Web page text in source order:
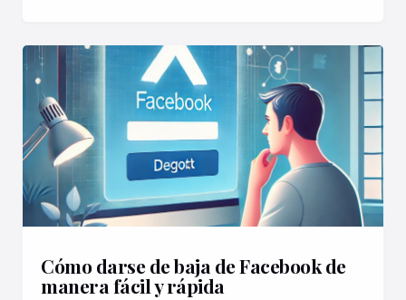
Cómo darse de baja de Facebook de
manera fácil y rápida